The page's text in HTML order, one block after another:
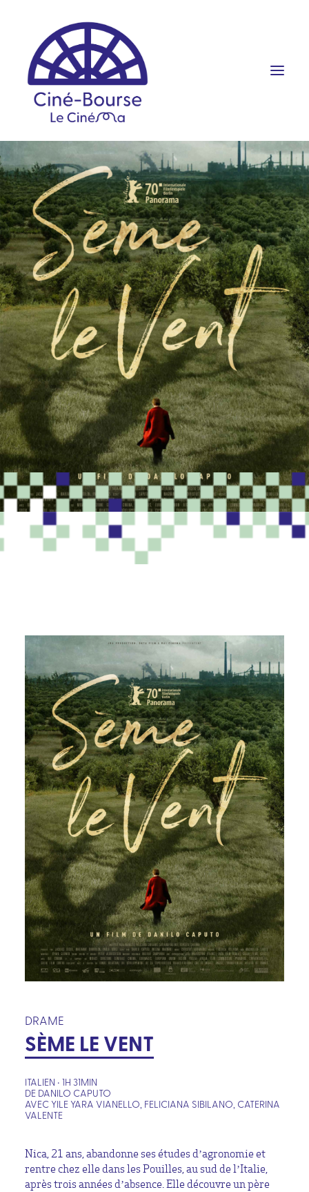
FILMS ET HORAIRES
ÉVÉNEMENTS
SCOLAIRES
PRATIQUE
RÉSERVATION
PROGRAMME
DRAME
SÈME LE VENT
ITALIEN • 1H 31MIN
DE DANILO CAPUTO
AVEC YILE YARA VIANELLO, FELICIANA SIBILANO, CATERINA
VALENTE
Nica, 21 ans, abandonne ses études d’agronomie et
rentre chez elle dans les Pouilles, au sud de l’Italie,
après trois années d’absence. Elle découvre un père